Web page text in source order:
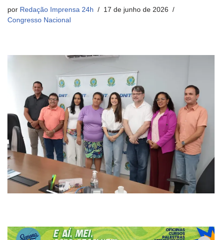
por Redação Imprensa 24h
17 de junho de 2026
Congresso Nacional